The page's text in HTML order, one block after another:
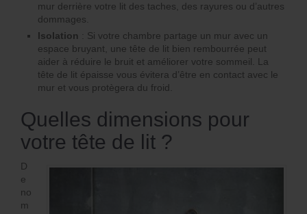
mur derrière votre lit des taches, des rayures ou d’autres
dommages.
Isolation
: Si votre chambre partage un mur avec un
espace bruyant, une tête de lit bien rembourrée peut
aider à réduire le bruit et améliorer votre sommeil. La
tête de lit épaisse vous évitera d’être en contact avec le
mur et vous protègera du froid.
Quelles dimensions pour
votre tête de lit ?
D
e
no
m